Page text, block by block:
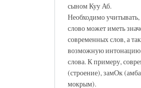
сыном Куу Аб.
Необходимо
слово может иметь
современных слов, а
возможную интонацию
слова. К примеру,
(строение), замОк
мокрым).